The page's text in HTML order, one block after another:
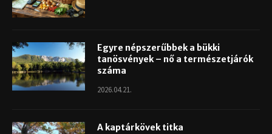
Egyre népszerűbbek a bükki
tanösvények – nő a természetjárók
száma
2026.04.21.
A kaptárkövek titka